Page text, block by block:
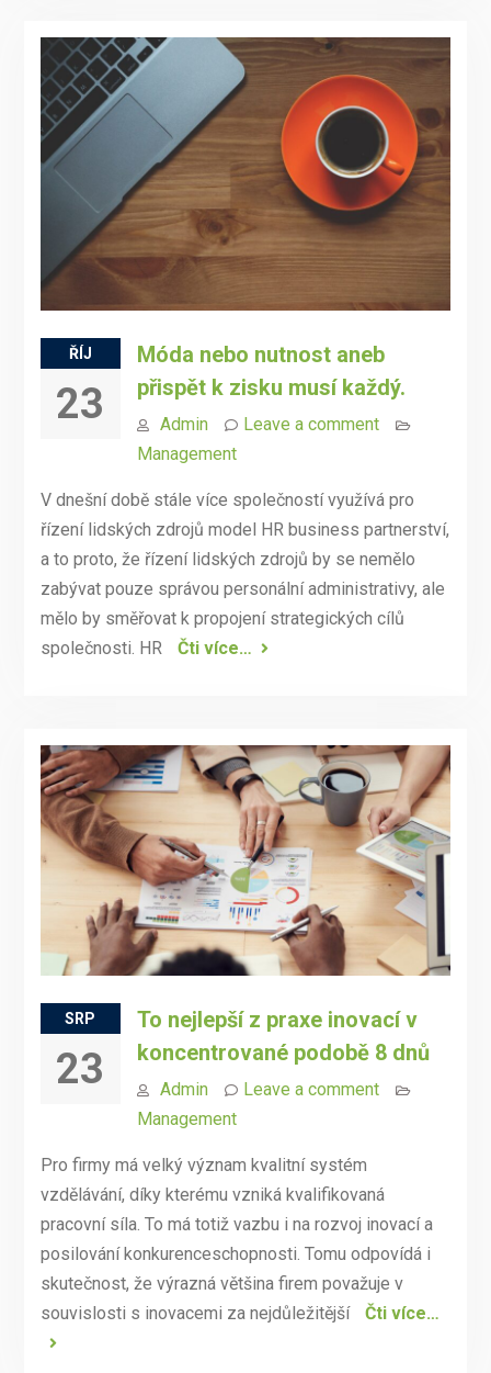
ŘÍJ
23
Móda nebo nutnost aneb
přispět k zisku musí každý.
Admin
Leave a comment
Management
V dnešní době stále více společností využívá pro
řízení lidských zdrojů model HR business partnerství,
a to proto, že řízení lidských zdrojů by se nemělo
zabývat pouze správou personální administrativy, ale
mělo by směřovat k propojení strategických cílů
společnosti. HR
Čti více…
SRP
23
To nejlepší z praxe inovací v
koncentrované podobě 8 dnů
Admin
Leave a comment
Management
Pro firmy má velký význam kvalitní systém
vzdělávání, díky kterému vzniká kvalifikovaná
pracovní síla. To má totiž vazbu i na rozvoj inovací a
posilování konkurenceschopnosti. Tomu odpovídá i
skutečnost, že výrazná většina firem považuje v
souvislosti s inovacemi za nejdůležitější
Čti více…